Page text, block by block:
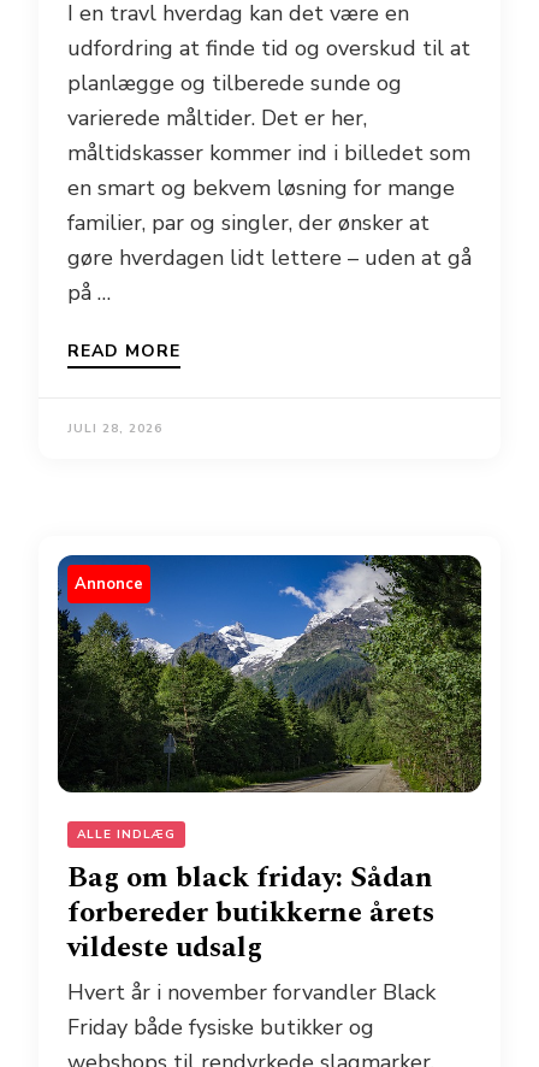
I en travl hverdag kan det være en
udfordring at finde tid og overskud til at
planlægge og tilberede sunde og
varierede måltider. Det er her,
måltidskasser kommer ind i billedet som
en smart og bekvem løsning for mange
familier, par og singler, der ønsker at
gøre hverdagen lidt lettere – uden at gå
på …
READ MORE
JULI 28, 2026
Annonce
ALLE INDLÆG
Bag om black friday: Sådan
forbereder butikkerne årets
vildeste udsalg
Hvert år i november forvandler Black
Friday både fysiske butikker og